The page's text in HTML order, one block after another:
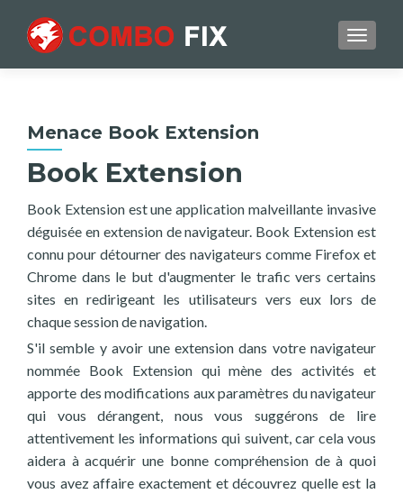
Menace Book Extension
Book Extension
Book Extension est une application malveillante invasive
déguisée en extension de navigateur. Book Extension est
connu pour détourner des navigateurs comme Firefox et
Chrome dans le but d'augmenter le trafic vers certains
sites en redirigeant les utilisateurs vers eux lors de
chaque session de navigation.
S'il semble y avoir une extension dans votre navigateur
nommée Book Extension qui mène des activités et
apporte des modifications aux paramètres du navigateur
qui vous dérangent, nous vous suggérons de lire
attentivement les informations qui suivent, car cela vous
aidera à acquérir une bonne compréhension de à quoi
vous avez affaire exactement et découvrez quelle est la